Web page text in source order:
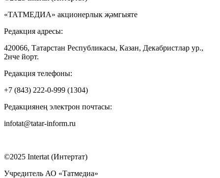
«ТАТМЕДИА» акционерлык җәмгыяте
Редакция адресы:
420066, Татарстан Республикасы, Казан, Декабристлар ур.,
2нче йорт.
Редакция телефоны:
+7 (843) 222-0-999 (1304)
Редакциянең электрон почтасы:
infotat@tatar-inform.ru
©2025 Intertat (Интертат)
Учредитель АО «Татмедиа»